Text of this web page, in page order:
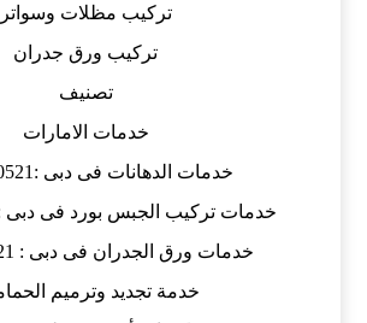
تركيب مظلات وسواتر
تركيب ورق جدران
تصنيف
خدمات الامارات
خدمات الدهانات فى دبى :0565930521
خدمات تركيب الجبس بورد فى دبى :
خدمات ورق الجدران فى دبى : 0565930521
خدمة تجديد وترميم